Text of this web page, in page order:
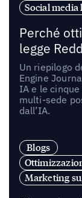
Social media
Perché
legge
Un riepilogo
Engine
IA e le
multi-sede
dall’IA.
Blogs
Marketing